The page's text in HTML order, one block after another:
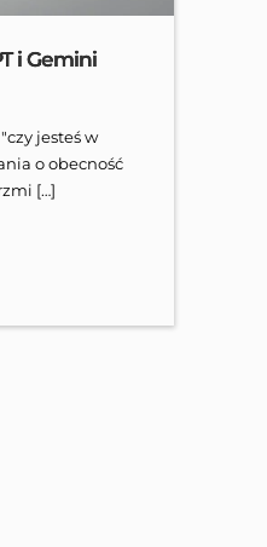
i Gemini
jesteś w
o obecność
[…]